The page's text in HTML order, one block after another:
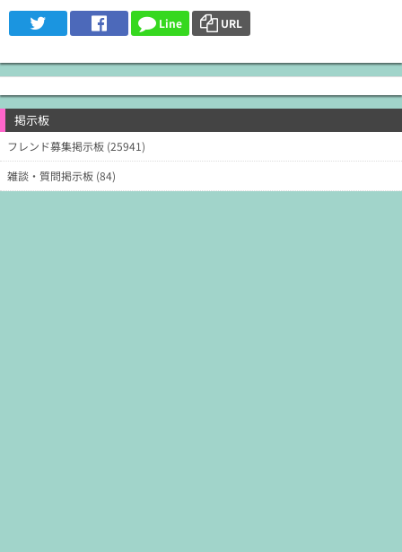
Line URL
掲示板
フレンド募集掲示板 (25941)
雑談・質問掲示板 (84)